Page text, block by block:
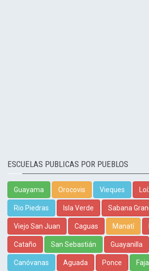
ESCUELAS PUBLICAS POR PUEBLOS
Guayama Orocovis Vieques
Rio Piedras Isla Verde Sabana
Viejo San Juan Caguas Manatí
Cataño San Sebastián Guayanilla
Canóvanas Aguada Ponce